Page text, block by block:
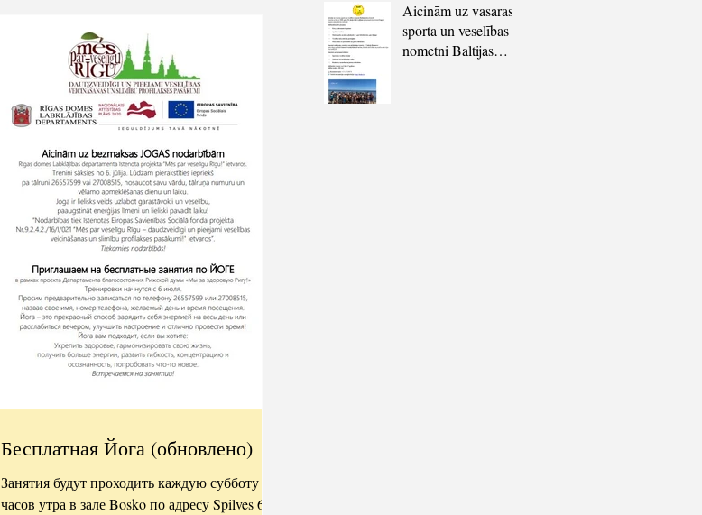
Бесплатная Йога (обновлено)
Занятия будут проходить каждую субботу в 9
часов утра в зале Bosko по адресу Spilves 6,
Aicinām uz vasaras
sporta un veselības
nometni Baltijas